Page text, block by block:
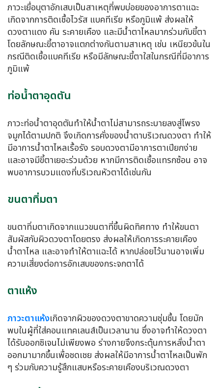
ภาวะเยื่อบุตาอักเสบเป็นสาเหตุที่พบบ่อยของอาการตาแฉะ
เกิดจากการติดเชื้อไวรัส แบคทีเรีย หรือภูมิแพ้ ส่งผลให้
ดวงตาแดง คัน ระคายเคือง และมีน้ำตาไหลมากร่วมกับขี้ตา
โดยลักษณะขี้ตาอาจแตกต่างกันตามสาเหตุ เช่น เหนียวข้นใน
กรณีติดเชื้อแบคทีเรีย หรือมีลักษณะขี้ตาใสในกรณีที่มีอาการ
ภูมิแพ้
ท่อน้ำตาอุดตัน
ภาวะท่อน้ำตาอุดตันทำให้น้ำตาไม่สามารถระบายลงสู่โพรง
จมูกได้ตามปกติ จึงเกิดการคั่งของน้ำตาบริเวณดวงตา ทำให้
มีอาการน้ำตาไหลเรื้อรัง รอบดวงตามีอาการตาเปียกง่าย
และอาจมีขี้ตาเยอะร่วมด้วย หากมีการติดเชื้อแทรกซ้อน อาจ
พบอาการบวมแดงที่บริเวณหัวตาได้เช่นกัน
ขนตาทิ่มตา
ขนตาทิ่มตาเกิดจากแนวขนตาที่ขึ้นผิดทิศทาง ทำให้ขนตา
สัมผัสกับผิวดวงตาโดยตรง ส่งผลให้เกิดการระคายเคือง
น้ำตาไหล และอาจทำให้ตาแฉะได้ หากปล่อยไว้นานอาจเพิ่ม
ความเสี่ยงต่อการอักเสบของกระจกตาได้
ตาแห้ง
ภาวะตาแห้งเกิดจากผิวของดวงตาขาดความชุ่มชื้น โดยมัก
พบในผู้ที่ใส่คอนแทคเลนส์เป็นเวลานาน ซึ่งอาจทำให้ดวงตา
ได้รับออกซิเจนไม่เพียงพอ ร่างกายจึงกระตุ้นการหลั่งน้ำตา
ออกมามากขึ้นเพื่อชดเชย ส่งผลให้มีอาการน้ำตาไหลเป็นพัก
ๆ ร่วมกับความรู้สึกแสบหรือระคายเคืองบริเวณดวงตา